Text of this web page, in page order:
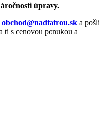
úpravy.
obchod@nadtatrou.sk a pošli
ti s cenovou ponukou a